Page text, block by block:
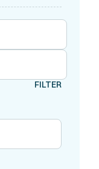
FILTER